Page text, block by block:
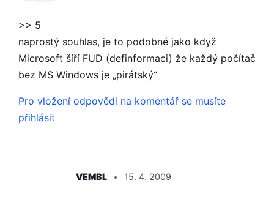
>> 5
naprostý souhlas, je to podobné jako když
Microsoft šíří FUD (definformaci) že každý počítač
bez MS Windows je „pirátský“
Pro vložení odpovědi na komentář se musíte
přihlásit
VEMBL
15. 4. 2009